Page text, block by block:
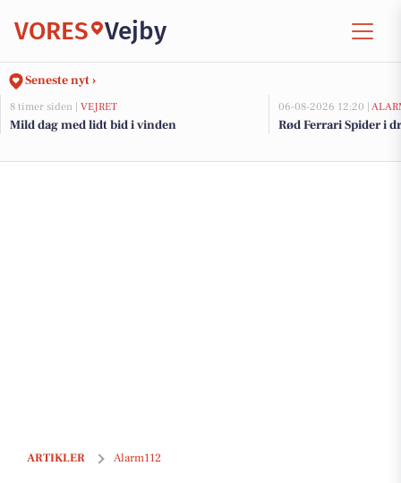
VORES Vejby
Seneste nyt ›
8 timer siden | VEJRET
Mild dag med lidt bid i vinden
06-08-2026 12:20 |
Rød Ferrari Spider i
ARTIKLER Alarm112
Vejby-mand anholdt for narkopåvirket kørsel i Hillerød